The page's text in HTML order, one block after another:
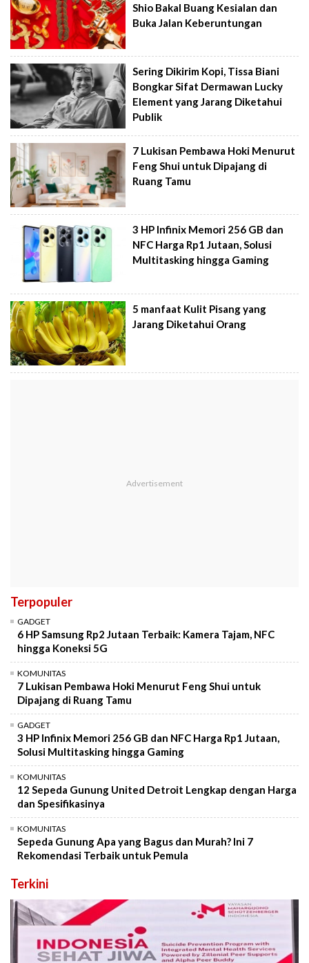
Shio Bakal Buang Kesialan dan
Buka Jalan Keberuntungan
Sering Dikirim Kopi, Tissa Biani
Bongkar Sifat Dermawan Lucky
Element yang Jarang Diketahui
Publik
7 Lukisan Pembawa Hoki Menurut
Feng Shui untuk Dipajang di
Ruang Tamu
3 HP Infinix Memori 256 GB dan
NFC Harga Rp1 Jutaan, Solusi
Multitasking hingga Gaming
5 manfaat Kulit Pisang yang
Jarang Diketahui Orang
Terpopuler
GADGET
6 HP Samsung Rp2 Jutaan Terbaik: Kamera Tajam, NFC
hingga Koneksi 5G
KOMUNITAS
7 Lukisan Pembawa Hoki Menurut Feng Shui untuk
Dipajang di Ruang Tamu
GADGET
3 HP Infinix Memori 256 GB dan NFC Harga Rp1 Jutaan,
Solusi Multitasking hingga Gaming
KOMUNITAS
12 Sepeda Gunung United Detroit Lengkap dengan Harga
dan Spesifikasinya
KOMUNITAS
Sepeda Gunung Apa yang Bagus dan Murah? Ini 7
Rekomendasi Terbaik untuk Pemula
Terkini